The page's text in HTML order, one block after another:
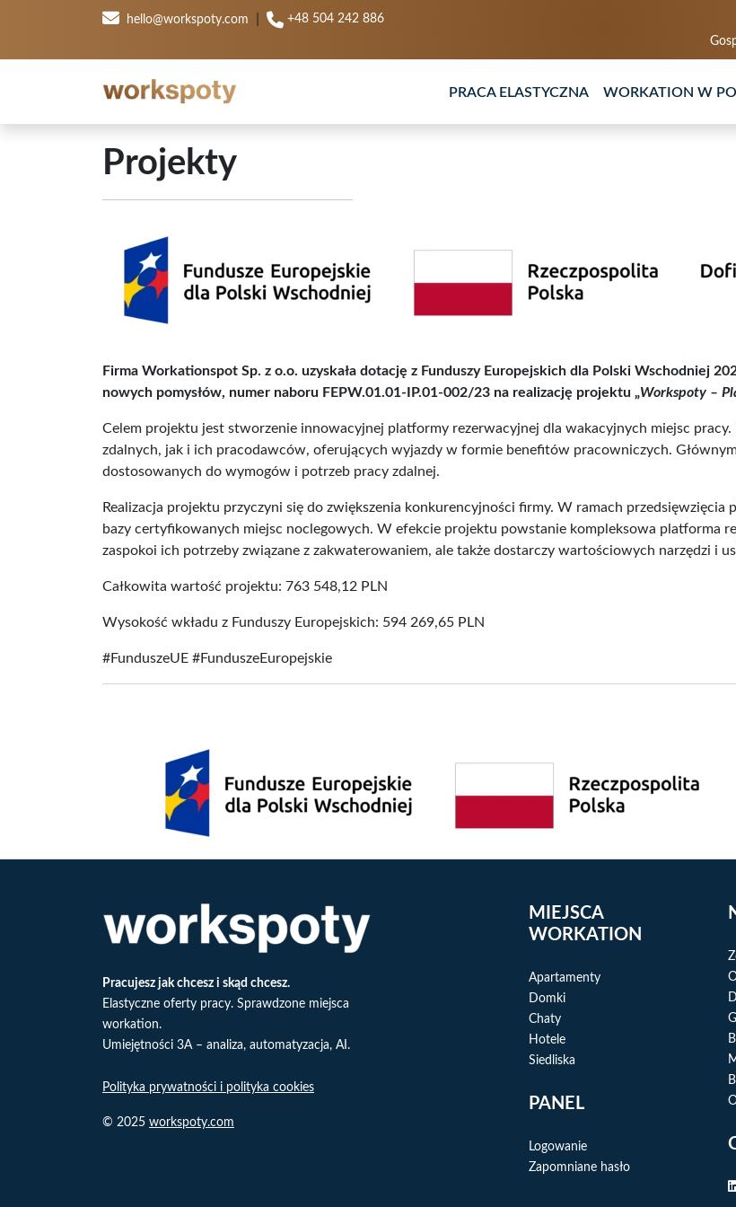
hello@workspoty.com
+48 504 242 886
PRACA ELASTYCZNA WORKATION W
Projekty
Firma Workationspot Sp. z o.o. uzyskała dotację z Funduszy Europejskich dla Polski Wschodniej
nowych pomysłów, numer naboru FEPW.01.01-IP.01-002/23 na realizację projektu „Workspoty –
Celem projektu jest stworzenie innowacyjnej platformy rezerwacyjnej dla wakacyjnych miejsc
zdalnych, jak i ich pracodawców, oferujących wyjazdy w formie benefitów pracowniczych.
dostosowanych do wymogów i potrzeb pracy zdalnej.
Realizacja projektu przyczyni się do zwiększenia konkurencyjności firmy. W ramach
bazy certyfikowanych miejsc noclegowych. W efekcie projektu powstanie kompleksowa platforma
zaspokoi ich potrzeby związane z zakwaterowaniem, ale także dostarczy wartościowych narzędzi i
Całkowita wartość projektu: 763 548,12 PLN
Wysokość wkładu z Funduszy Europejskich: 594 269,65 PLN
#FunduszeUE #FunduszeEuropejskie
Pracujesz jak chcesz i skąd chcesz.
Elastyczne oferty pracy. Sprawdzone miejsca
workation.
Umiejętności 3A – analiza, automatyzacja, AI.
Polityka prywatności i polityka cookies
© 2025 workspoty.com
MIEJSCA
WORKATION
Apartamenty
Domki
Chaty
Hotele
Siedliska
PANEL
Logowanie
Zapomniane hasło